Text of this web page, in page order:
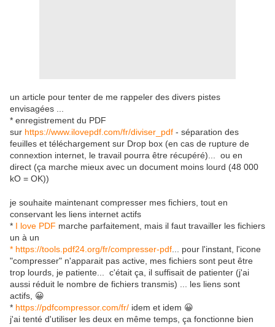
un article pour tenter de me rappeler des divers pistes
envisagées ...
* enregistrement du PDF
sur https://www.ilovepdf.com/fr/diviser_pdf - séparation des
feuilles et téléchargement sur Drop box (en cas de rupture de
connextion internet, le travail pourra être récupéré)... ou en
direct (ça marche mieux avec un document moins lourd (48 000
kO = OK))
je souhaite maintenant compresser mes fichiers, tout en
conservant les liens internet actifs
* I love PDF marche parfaitement, mais il faut travailler les fichiers
un à un
* https://tools.pdf24.org/fr/compresser-pdf ... pour l'instant, l'icone
"compresser" n'apparait pas active, mes fichiers sont peut être
trop lourds, je patiente... c'était ça, il suffisait de patienter (j'ai
aussi réduit le nombre de fichiers transmis) ... les liens sont
actifs, 😀
* https://pdfcompressor.com/fr/ idem et idem 😀
j'ai tenté d'utiliser les deux en même temps, ça fonctionne bien